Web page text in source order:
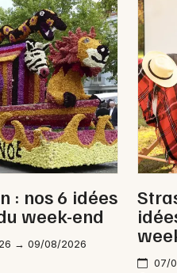
67 - Bas-Rhin
Choisir mes
: nos 6 idées
week-end
→ 09/08/2026
07/